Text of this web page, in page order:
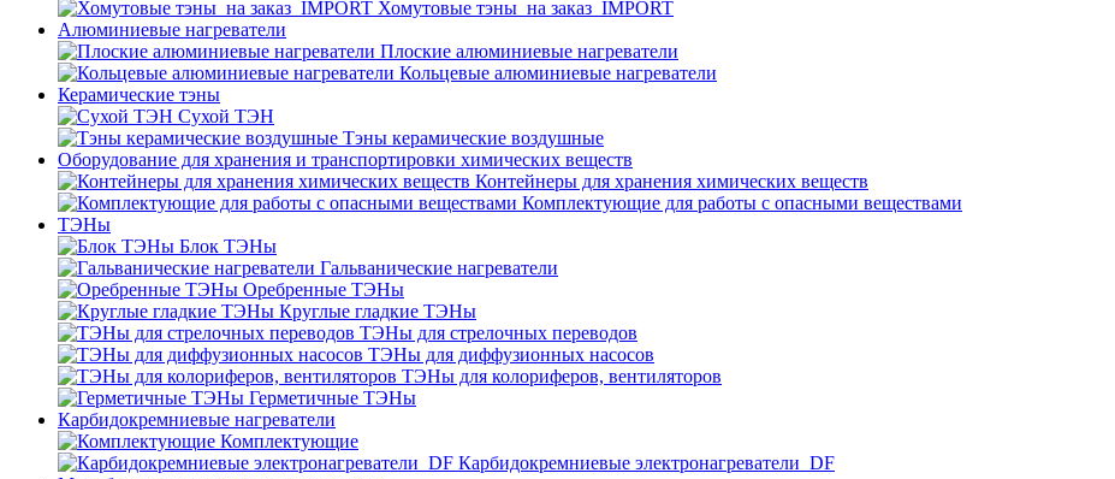
Хомутовые тэны_на заказ_IMPORT
Алюминиевые нагреватели
Плоские алюминиевые нагреватели
Кольцевые алюминиевые нагреватели
Керамические тэны
Сухой ТЭН
Тэны керамические воздушные
Оборудование для хранения и транспортировки химических веществ
Контейнеры для хранения химических веществ
Комплектующие для работы с опасными веществами
ТЭНы
Блок ТЭНы
Гальванические нагреватели
Оребренные ТЭНы
Круглые гладкие ТЭНы
ТЭНы для стрелочных переводов
ТЭНы для диффузионных насосов
ТЭНы для колориферов, вентиляторов
Герметичные ТЭНы
Карбидокремниевые нагреватели
Комплектующие
Карбидокремниевые электронагреватели_DF